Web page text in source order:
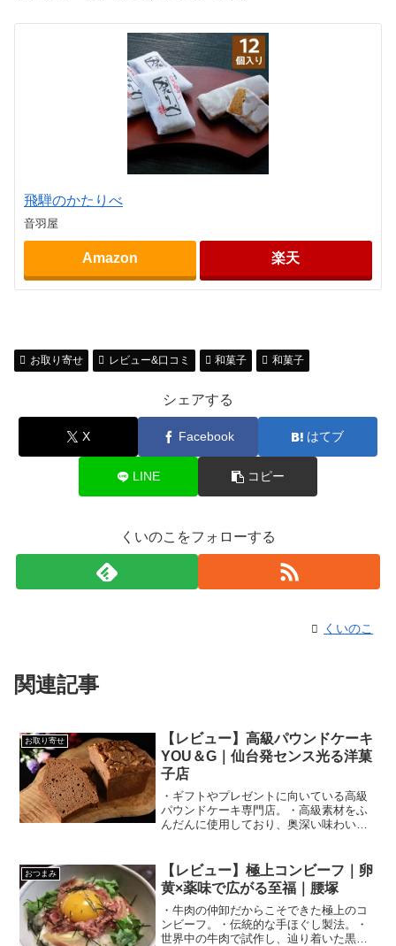
飛騨のかたりべ
音羽屋
Amazon 楽天
お取り寄せ レビュー&口コミ 和菓子 和菓子
シェアする
X Facebook はてブ
LINE コピー
くいのこをフォローする
くいのこ
関連記事
お取り寄せ
【レビュー】高級パウンドケーキ
YOU＆G｜仙台発センス光る洋菓
子店
・ギフトやプレゼントに向いている高級
パウンドケーキ専門店。・高級素材をふ
んだんに使用しており、奥深い味わいが
おつまみ
【レビュー】極上コンビーフ｜卵
黄×薬味で広がる至福｜腰塚
・牛肉の仲卸だからこそできた極上のコ
ンビーフ。・伝統的な手ほぐし製法。・
世界中の牛肉で試作し、辿り着いた黒毛